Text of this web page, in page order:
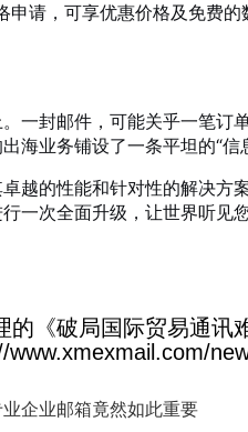
申请，可享优惠价格及免费
一封邮件，可能关乎一笔订
海业务铺设了一条平坦的“信
越的性能和针对性的解决方
一次全面升级，让世界听见
的《破局国际贸易通讯
企业邮箱竟然如此重要